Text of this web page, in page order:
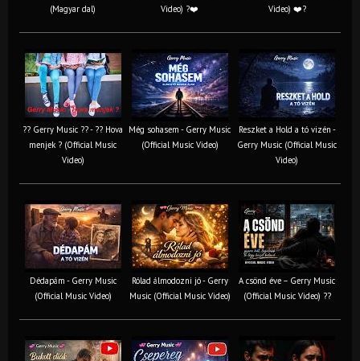
(Magyar dal)
Video) ?❤️
Video) ❤️?
?? Gerry Music ?? - ?? Hova
menjek ? (Official Music
Video)
Még sohasem - Gerry Music
(Official Music Video)
Reszket a Hold a tó vizén -
Gerry Music (Official Music
Video)
Dédapám - Gerry Music
(Official Music Video)
Rólad álmodozni jó - Gerry
Music (Official Music Video)
A csönd éve – Gerry Music
(Official Music Video) ??